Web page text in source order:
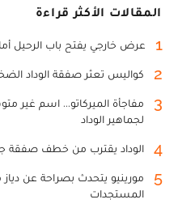
المقالات الأكثر قراءة
1 عرض خارجي يفتح باب الرحيل
2 كواليس تعثر صفقة الوداد
3
مفاجأة الميركاتو... اسم غير
لجماهير الوداد
4 الوداد يقترب من خطف صفقة
5
مورينيو يتحدث بصراحة عن
المستجدات